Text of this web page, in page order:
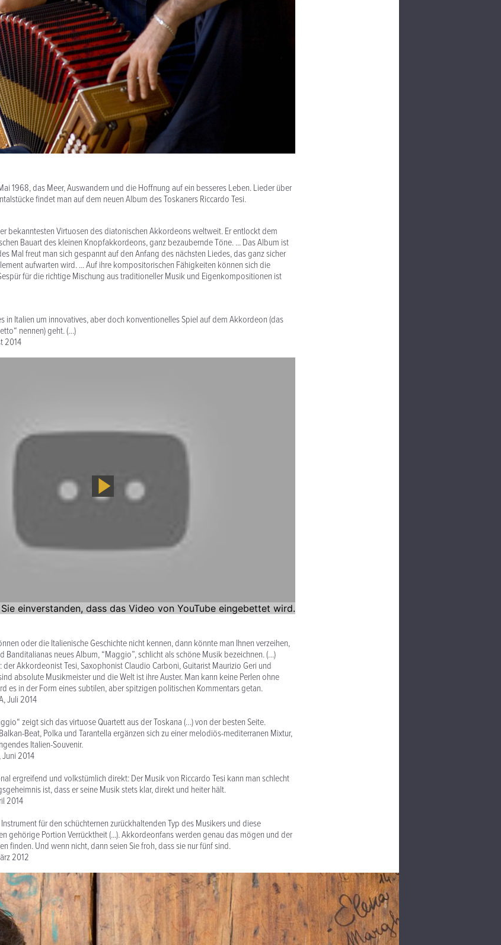
1968, das Meer, Auswandern und die Hoffnung auf ein besseres Leben. Lieder über
findet man auf dem neuen Album des Toskaners Riccardo Tesi.
bekanntesten Virtuosen des diatonischen Akkordeons weltweit. Er entlockt dem
Bauart des kleinen Knopfakkordeons, ganz bezaubernde Töne. ... Das Album ist
Mal freut man sich gespannt auf den Anfang des nächsten Liedes, das ganz sicher
aufwarten wird. ... Auf ihre kompositorischen Fähigkeiten können sich die
für die richtige Mischung aus traditioneller Musik und Eigenkompositionen ist
in Italien um innovatives, aber doch konventionelles Spiel auf dem Akkordeon (das
nennen) geht. (…)
2014
oder die Italienische Geschichte nicht kennen, dann könnte man Ihnen verzeihen,
Banditalianas neues Album, “Maggio”, schlicht als schöne Musik bezeichnen. (…)
Akkordeonist Tesi, Saxophonist Claudio Carboni, Guitarist Maurizio Geri und
absolute Musikmeister und die Welt ist ihre Auster. Man kann keine Perlen ohne
es in der Form eines subtilen, aber spitzigen politischen Kommentars getan.
Juli 2014
zeigt sich das virtuose Quartett aus der Toskana (…) von der besten Seite.
Beat, Polka und Tarantella ergänzen sich zu einer melodiös-mediterranen Mixtur,
Italien-Souvenir.
2014
ergreifend und volkstümlich direkt: Der Musik von Riccardo Tesi kann man schlecht
ist, dass er seine Musik stets klar, direkt und heiter hält.
2014
für den schüchternen zurückhaltenden Typ des Musikers und diese
gehörige Portion Verrücktheit (...). Akkordeonfans werden genau das mögen und der
finden. Und wenn nicht, dann seien Sie froh, dass sie nur fünf sind.
2012